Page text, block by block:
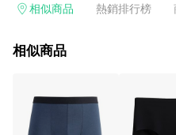
衣｜承托升級 × 深度包覆 • 肌乎無
一瀏覽器 24 小時內完成結帳。點
相似商品 熱銷排行榜
相似商品